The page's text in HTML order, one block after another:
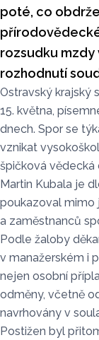
poté, co
rozsudku mzdy
rozhodnutí
Ostravský krajský
15. května,
dnech. Spor se
vznikat
špičková vědecká
Martin Kubala je
poukazoval mimo
a zaměstnanců
Podle žaloby
v manažerském i
nejen osobní
odměny, včetně
navrhovány v
Postižen byl